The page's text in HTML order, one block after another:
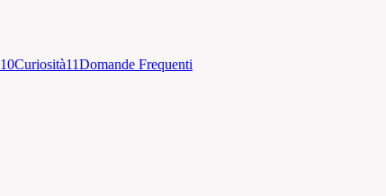
10Curiosità11Domande Frequenti